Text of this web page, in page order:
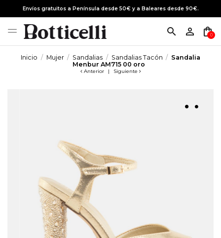
Envíos gratuitos a Península desde 50€ y a Baleares desde 90€.
search person_outline shopping_bag
0
Inicio Mujer Sandalias Sandalias Tacón
Sandalia
Menbur AM715 00 oro
Anterior | Siguiente